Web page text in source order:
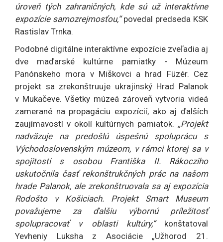
úroveň tých zahraničných, kde sú už interaktívne
expozície samozrejmosťou,“povedal predseda KSK
Rastislav Trnka.
Podobné digitálne interaktívne expozície zveľadia aj
dve maďarské kultúrne pamiatky - Múzeum
Panónskeho mora v Miškovci a hrad Füzér. Cez
projekt sa zrekonštruuje ukrajinský Hrad Palanok
v Mukačeve. Všetky múzeá zároveň vytvoria videá
zamerané na propagáciu expozícií, ako aj ďalších
zaujímavostí v okolí kultúrnych pamiatok. „Projekt
nadväzuje na predošlú úspešnú spoluprácu s
Východoslovenským múzeom, v rámci ktorej sa v
spojitosti s osobou Františka II. Rákocziho
uskutočnila časť rekonštrukčných prác na našom
hrade Palanok, ale zrekonštruovala sa aj expozícia
Rodošto v Košiciach. Projekt Smart Museum
považujeme za ďalšiu výbornú príležitosť
spolupracovať v oblasti kultúry,“konštatoval
Yevheniy Luksha z Asociácie „Užhorod 21.